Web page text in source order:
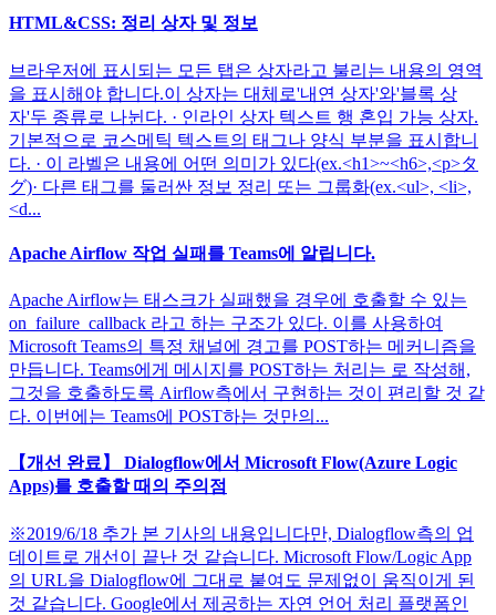
HTML&CSS: 정리 상자 및 정보
브라우저에 표시되는 모든 탭은 상자라고 불리는 내용의 영역
을 표시해야 합니다.이 상자는 대체로'내연 상자'와'블록 상
자'두 종류로 나뉜다. · 인라인 상자 텍스트 행 혼입 가능 상자.
기본적으로 코스메틱 텍스트의 태그나 양식 부분을 표시합니
다. · 이 라벨은 내용에 어떤 의미가 있다(ex.<h1>~<h6>,<p>タ
グ)· 다른 태그를 둘러싼 정보 정리 또는 그룹화(ex.<ul>, <li>,
<d...
Apache Airflow 작업 실패를 Teams에 알립니다.
Apache Airflow는 태스크가 실패했을 경우에 호출할 수 있는
on_failure_callback 라고 하는 구조가 있다. 이를 사용하여
Microsoft Teams의 특정 채널에 경고를 POST하는 메커니즘을
만듭니다. Teams에게 메시지를 POST하는 처리는 로 작성해,
그것을 호출하도록 Airflow측에서 구현하는 것이 편리할 것 같
다. 이번에는 Teams에 POST하는 것만의...
【개선 완료】 Dialogflow에서 Microsoft Flow(Azure Logic
Apps)를 호출할 때의 주의점
※2019/6/18 추가 본 기사의 내용입니다만, Dialogflow측의 업
데이트로 개선이 끝난 것 같습니다. Microsoft Flow/Logic App
의 URL을 Dialogflow에 그대로 붙여도 문제없이 움직이게 된
것 같습니다. Google에서 제공하는 자연 언어 처리 플랫폼인